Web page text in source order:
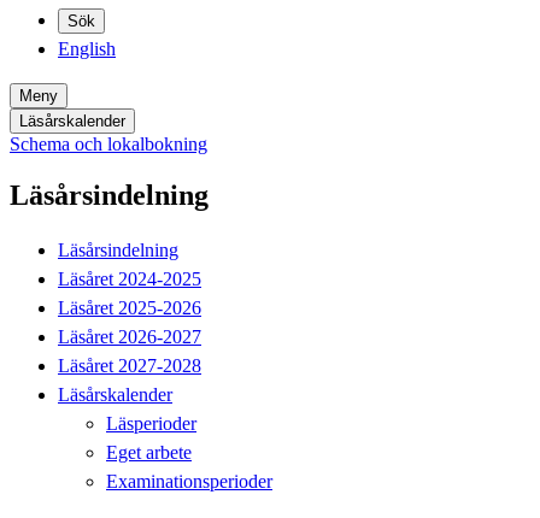
Sök
English
Meny
Läsårskalender
Schema och lokalbokning
Läsårsindelning
Läsårsindelning
Läsåret 2024-2025
Läsåret 2025-2026
Läsåret 2026-2027
Läsåret 2027-2028
Läsårskalender
Läsperioder
Eget arbete
Examinationsperioder